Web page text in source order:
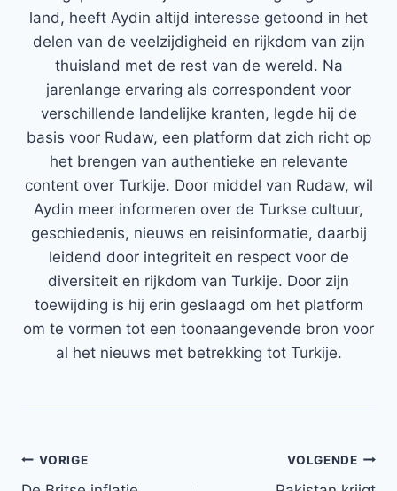
land, heeft Aydin altijd interesse getoond in het
delen van de veelzijdigheid en rijkdom van zijn
thuisland met de rest van de wereld. Na
jarenlange ervaring als correspondent voor
verschillende landelijke kranten, legde hij de
basis voor Rudaw, een platform dat zich richt op
het brengen van authentieke en relevante
content over Turkije. Door middel van Rudaw, wil
Aydin meer informeren over de Turkse cultuur,
geschiedenis, nieuws en reisinformatie, daarbij
leidend door integriteit en respect voor de
diversiteit en rijkdom van Turkije. Door zijn
toewijding is hij erin geslaagd om het platform
om te vormen tot een toonaangevende bron voor
al het nieuws met betrekking tot Turkije.
Bericht
VORIGE VOLGENDE